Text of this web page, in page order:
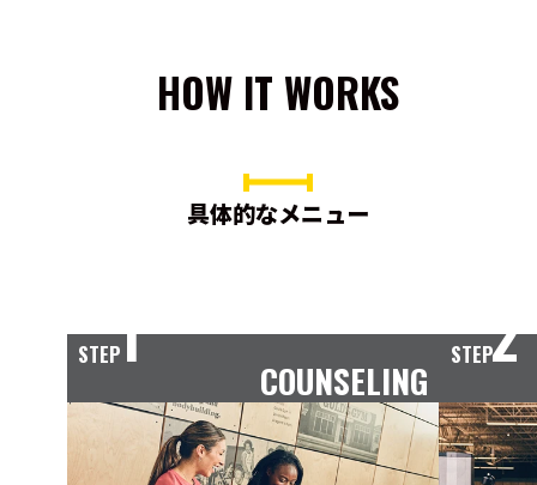
HOW IT WORKS
具体的なメニュー
STEP1
COUNSELING
STEP2